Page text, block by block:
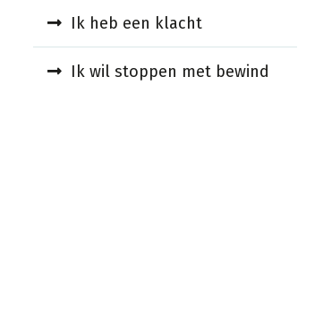
Ik heb een klacht
Ik wil stoppen met bewind